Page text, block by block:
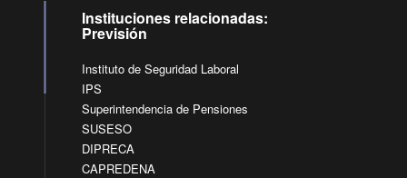
Instituciones relacionadas:
Previsión
Instituto de Seguridad Laboral
IPS
Superintendencia de Pensiones
SUSESO
DIPRECA
CAPREDENA